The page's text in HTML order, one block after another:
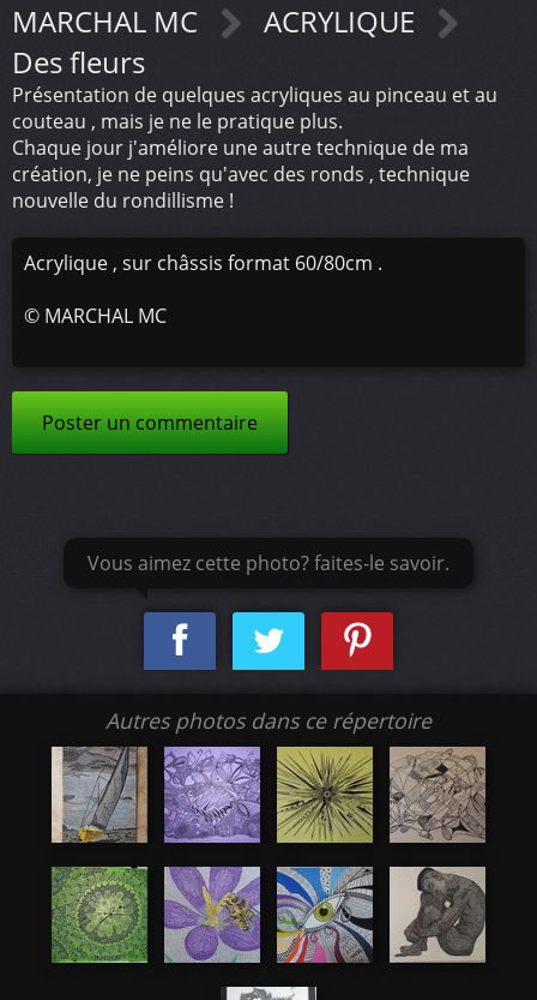
MARCHAL MC
ACRYLIQUE
Des fleurs
Présentation de quelques acryliques au pinceau et au
couteau , mais je ne le pratique plus.
Chaque jour j'améliore une autre technique de ma
création, je ne peins qu'avec des ronds , technique
nouvelle du rondillisme !
Acrylique , sur châssis format 60/80cm .
© MARCHAL MC
Poster un commentaire
Vous aimez cette photo? faites-le savoir.
Autres photos dans ce répertoire